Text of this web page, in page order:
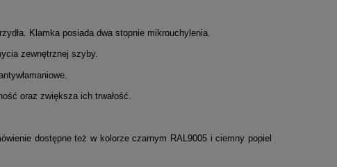
Klamka posiada dwa stopnie mikrouchylenia.
zewnętrznej szyby.
oraz zwiększa ich trwałość.
dostępne też w kolorze czarnym RAL9005 i ciemny popiel